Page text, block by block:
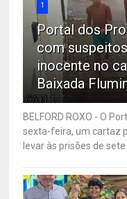
1
Portal dos
com
inocente no
Baixada
BELFORD ROXO - O
sexta-feira, um cartaz
levar às prisões de sete